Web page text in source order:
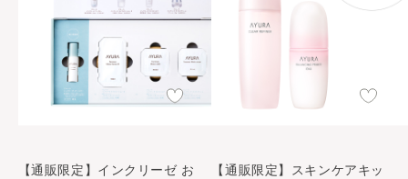
【通販限定】インクリーゼ お
【通販限定】スキンケアキッ